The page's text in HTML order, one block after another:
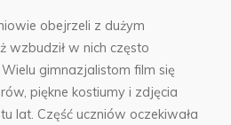
obejrzeli z dużym
wzbudził w nich często
. Wielu gimnazjalistom film się
piękne kostiumy i zdjęcia
lat. Część uczniów oczekiwała